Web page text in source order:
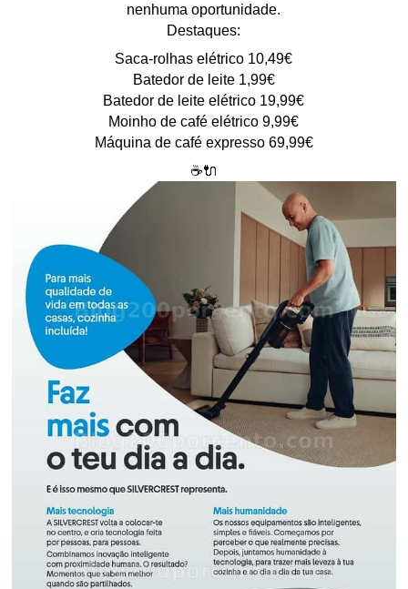
nenhuma oportunidade.
Destaques:
Saca-rolhas elétrico 10,49€
Batedor de leite 1,99€
Batedor de leite elétrico 19,99€
Moinho de café elétrico 9,99€
Máquina de café expresso 69,99€
☕🔌